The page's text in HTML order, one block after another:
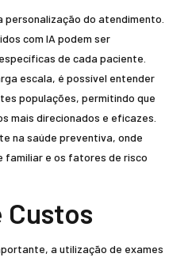
do atendimento.
com IA podem ser
de cada paciente.
escala, é possível entender
populações, permitindo que
mais direcionados e eficazes.
na saúde preventiva, onde
familiar e os fatores de risco
Custos
a utilização de exames